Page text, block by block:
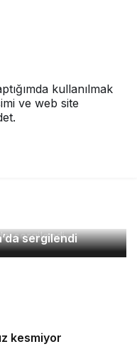
kullanılmak
ve web site
sergilendi
Bursa’yı
ve güvenlik
kesmiyor